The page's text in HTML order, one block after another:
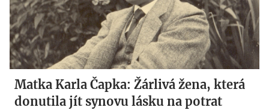
Matka Karla Čapka: Žárlivá žena, která
donutila jít synovu lásku na potrat